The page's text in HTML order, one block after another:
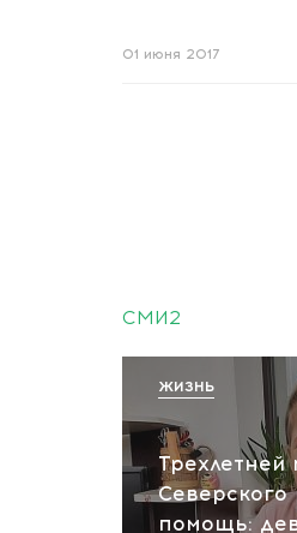
01 июня 2017
СМИ2
помощь:
ЖИЗНЬ